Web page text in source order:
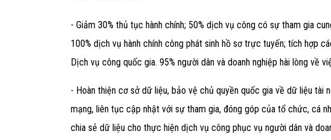
- Giảm 30% thủ tục hành chính; 50% dịch vụ công có sự tham gia
100% dịch vụ hành chính công phát sinh hồ sơ trực tuyến; tích hợp
Dịch vụ công quốc gia. 95% người dân và doanh nghiệp hài lòng về
- Hoàn thiện cơ sở dữ liệu, bảo vệ chủ quyền quốc gia về dữ liệu tài
mạng, liên tục cập nhật với sự tham gia, đóng góp của tổ chức, cá
chia sẻ dữ liệu cho thực hiện dịch vụ công phục vụ người dân và